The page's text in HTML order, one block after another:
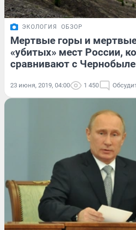
ЭКОЛОГИЯ ОБЗОР
Мертвые горы и
«убитых» мест России,
сравнивают с
23 июня, 2019, 04:00 1 450